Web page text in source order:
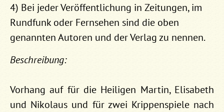
4) Bei jeder Veröffentlichung in Zeitungen, im
Rundfunk oder Fernsehen sind die oben
genannten Autoren und der Verlag zu nennen.
Beschreibung:
Vorhang auf für die Heiligen Martin, Elisabeth
und Nikolaus und für zwei Krippenspiele nach